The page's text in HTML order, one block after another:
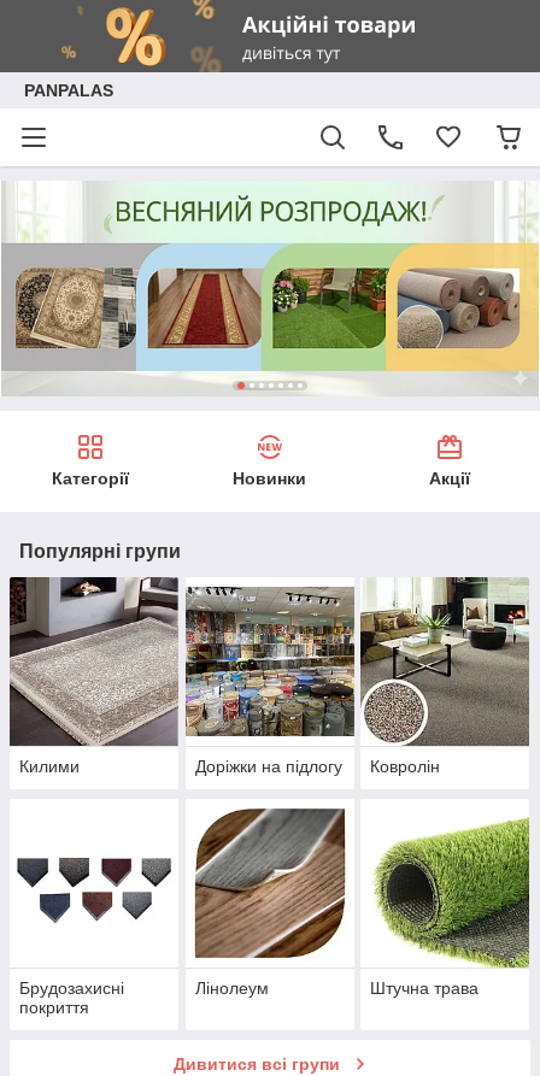
PANPALAS
Категорії Новинки Акції
Популярні групи
Килими Доріжки на підлогу Ковролін
Брудозахисні
покриття
Лінолеум Штучна трава
Дивитися всі групи